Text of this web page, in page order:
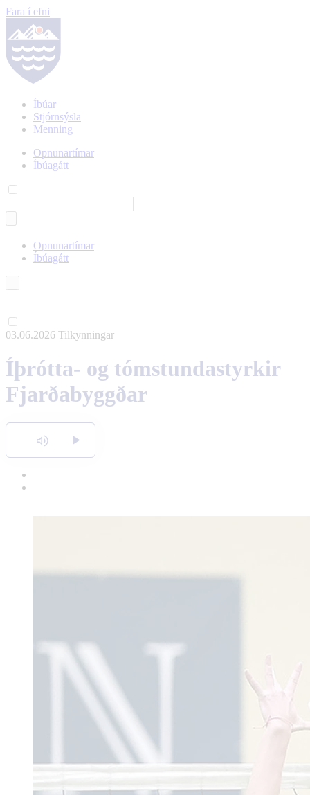
Fara í efni
Íbúar
Stjórnsýsla
Menning
Opnunartímar
Íbúagátt
Opnunartímar
Íbúagátt
Polski
03.06.2026 Tilkynningar
Íþrótta- og tómstundastyrkir
Fjarðabyggðar
Hlusta